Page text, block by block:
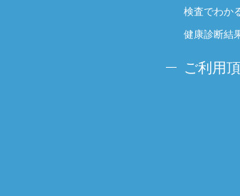
検査でわか
健康診断結
ご利用